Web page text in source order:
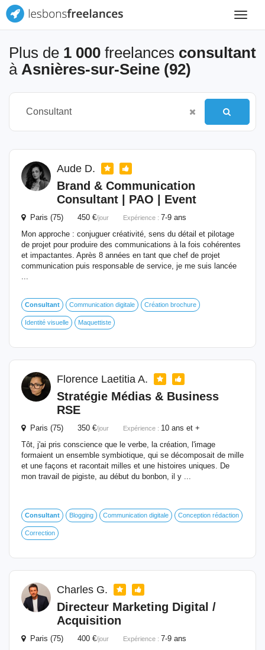
Toggle
Plus de 1 000 freelances consultant
à Asnières-sur-Seine (92)
Aude D.
Brand & Communication
Consultant | PAO | Event
Paris (75) 450 €/jour Expérience : 7-9 ans
Mon approche : conjuguer créativité, sens du détail et pilotage
de projet pour produire des communications à la fois cohérentes
et impactantes. Après 8 années en tant que chef de projet
communication puis responsable de service, je me suis lancée
...
Consultant Communication digitale Création brochure
Identité visuelle Maquettiste
Florence Laetitia A.
Stratégie Médias & Business
RSE
Paris (75) 350 €/jour Expérience : 10 ans et +
Tôt, j'ai pris conscience que le verbe, la création, l'image
formaient un ensemble symbiotique, qui se décomposait de mille
et une façons et racontait milles et une histoires uniques. De
mon travail de pigiste, au début du bonbon, il y ...
Consultant Blogging Communication digitale Conception rédaction
Correction
Charles G.
Directeur Marketing Digital /
Acquisition
Paris (75) 400 €/jour Expérience : 7-9 ans